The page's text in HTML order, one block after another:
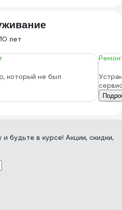
лет
который не был
и будьте в курсе! Акции, скидки,